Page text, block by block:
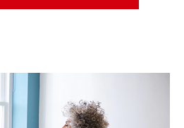
PARA PROFESIONALES